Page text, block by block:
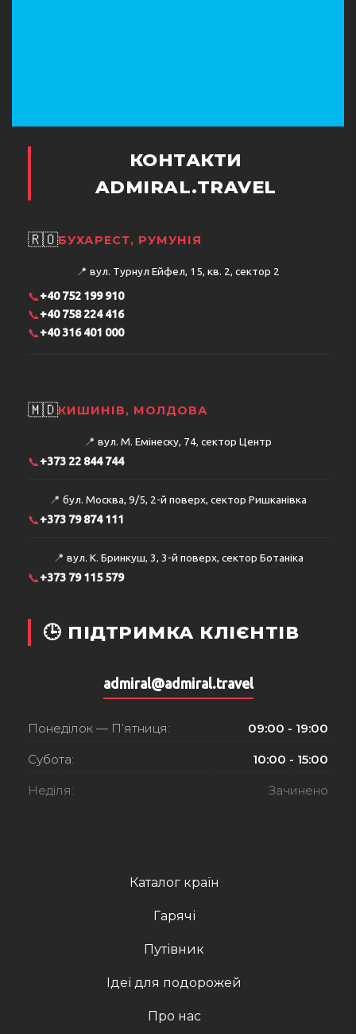
Каталог країн
Гарячі
Путівник
Ідеї для подорожей
Про нас
КОНТАКТИ
ADMIRAL.TRAVEL
🇷🇴БУХАРЕСТ, РУМУНІЯ
📍 вул. Турнул Ейфел, 15, кв. 2, сектор 2
📞+40 752 199 910
📞+40 758 224 416
📞+40 316 401 000
🇲🇩КИШИНІВ, МОЛДОВА
📍 вул. М. Емінеску, 74, сектор Центр
📞+373 22 844 744
📍 бул. Москва, 9/5, 2-й поверх, сектор Ришканівка
📞+373 79 874 111
📍 вул. К. Бринкуш, 3, 3-й поверх, сектор Ботаніка
📞+373 79 115 579
🕒 ПІДТРИМКА КЛІЄНТІВ
admiral@admiral.travel
Понеділок — П’ятниця: 09:00 - 19:00
Субота: 10:00 - 15:00
Неділя: Зачинено